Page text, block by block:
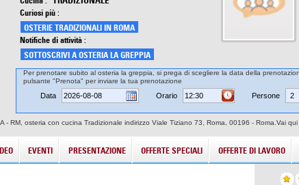
Curiosi più :
OSTERIE TRADIZIONALI IN ROMA
Notifiche di attività :
SOTTOSCRIVI A OSTERIA LA GREPPIA
Per prenotare subito al osteria la greppia, si prega di scegliere la data della
pulsante "Prenota" per inviare la tua prenotazione
Data Orario Persone
RM, osteria con cucina Tradizionale indirizzo Viale Tiziano 73, Roma, 00196 - Roma.Vai
EVENTI PRESENTAZIONE OFFERTE SPECIALI OFFERTE DI LAVORO